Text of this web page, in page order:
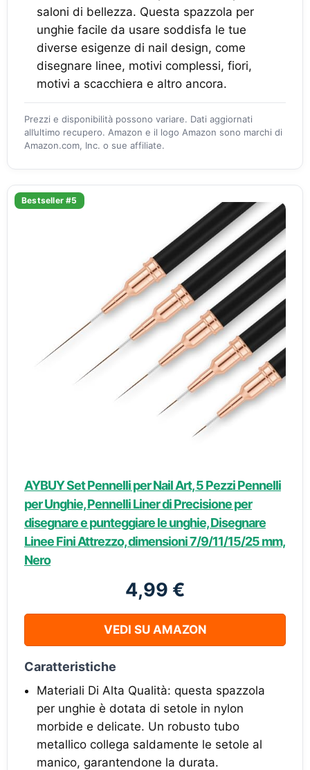
saloni di bellezza. Questa spazzola per
unghie facile da usare soddisfa le tue
diverse esigenze di nail design, come
disegnare linee, motivi complessi, fiori,
motivi a scacchiera e altro ancora.
Prezzi e disponibilità possono variare. Dati aggiornati
all’ultimo recupero. Amazon e il logo Amazon sono marchi di
Amazon.com, Inc. o sue affiliate.
Bestseller #5
AYBUY Set Pennelli per Nail Art, 5 Pezzi Pennelli
per Unghie, Pennelli Liner di Precisione per
disegnare e punteggiare le unghie, Disegnare
Linee Fini Attrezzo, dimensioni 7/9/11/15/25 mm,
Nero
4,99 €
VEDI SU AMAZON
Caratteristiche
Materiali Di Alta Qualità: questa spazzola
per unghie è dotata di setole in nylon
morbide e delicate. Un robusto tubo
metallico collega saldamente le setole al
manico, garantendone la durata.